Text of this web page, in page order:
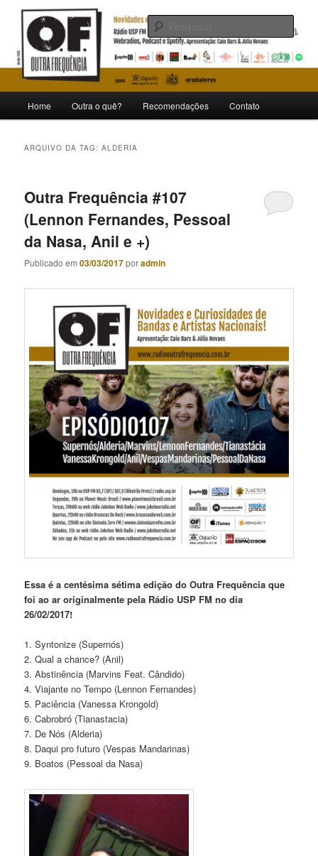
Pular
conteúdo
principal
Pular
conteúdo
secundárioOutra Frequência
Novidades e curiosidades de bandas e artistas nacionais
principal
Home Outra o quê? Recomendações Contato
ARQUIVO DA TAG:ALDERIA
Outra Frequência #107
(Lennon Fernandes, Pessoal
da Nasa, Anil e +)
Publicado em03/03/2017poradmin
Essa é a centésima sétima edição do Outra Frequência que
foi ao ar originalmente pela Rádio USP FM no dia
26/02/2017!
1. Syntonize (Supernós)
2. Qual a chance? (Anil)
3. Abstinência (Marvins Feat. Cândido)
4. Viajante no Tempo (Lennon Fernandes)
5. Paciência (Vanessa Krongold)
6. Cabrobró (Tianastacia)
7. De Nós (Alderia)
8. Daqui pro futuro (Vespas Mandarinas)
9. Boatos (Pessoal da Nasa)